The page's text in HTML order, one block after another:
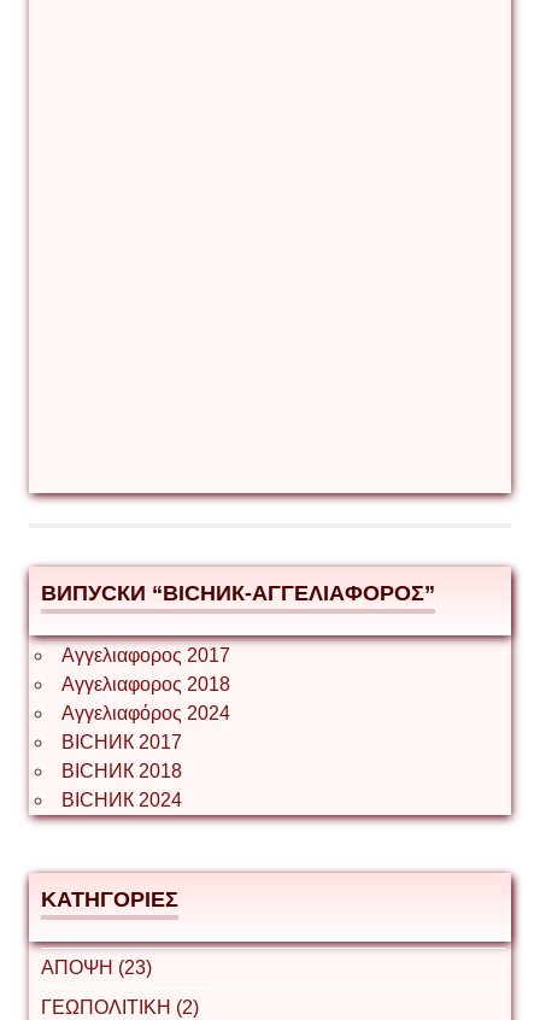
ВИПУСКИ “ВІСНИК-ΑΓΓΕΛΙΑΦΟΡΟΣ”
Αγγελιαφορος 2017
Αγγελιαφορος 2018
Αγγελιαφόρος 2024
ВІСНИК 2017
ВІСНИК 2018
ВІСНИК 2024
ΚΑΤΗΓΟΡΙΕΣ
ΑΠΟΨΗ (23)
ΓΕΩΠΟΛΙΤΙΚΗ (2)